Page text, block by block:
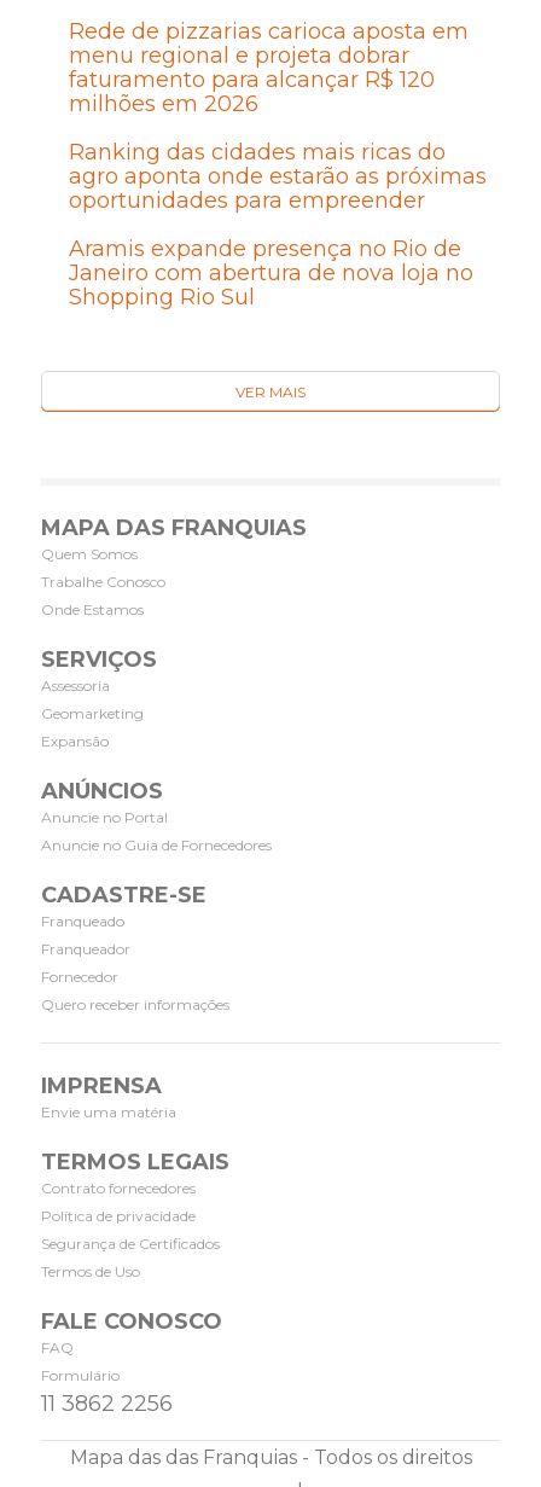
Rede de pizzarias carioca aposta em
menu regional e projeta dobrar
faturamento para alcançar R$ 120
milhões em 2026
Ranking das cidades mais ricas do
agro aponta onde estarão as próximas
oportunidades para empreender
Aramis expande presença no Rio de
Janeiro com abertura de nova loja no
Shopping Rio Sul
VER MAIS
MAPA DAS FRANQUIAS
Quem Somos
Trabalhe Conosco
Onde Estamos
SERVIÇOS
Assessoria
Geomarketing
Expansão
ANÚNCIOS
Anuncie no Portal
Anuncie no Guia de Fornecedores
CADASTRE-SE
Franqueado
Franqueador
Fornecedor
Quero receber informações
IMPRENSA
Envie uma matéria
TERMOS LEGAIS
Contrato fornecedores
Política de privacidade
Segurança de Certificados
Termos de Uso
FALE CONOSCO
FAQ
Formulário
11 3862 2256
Mapa das das Franquias - Todos os direitos